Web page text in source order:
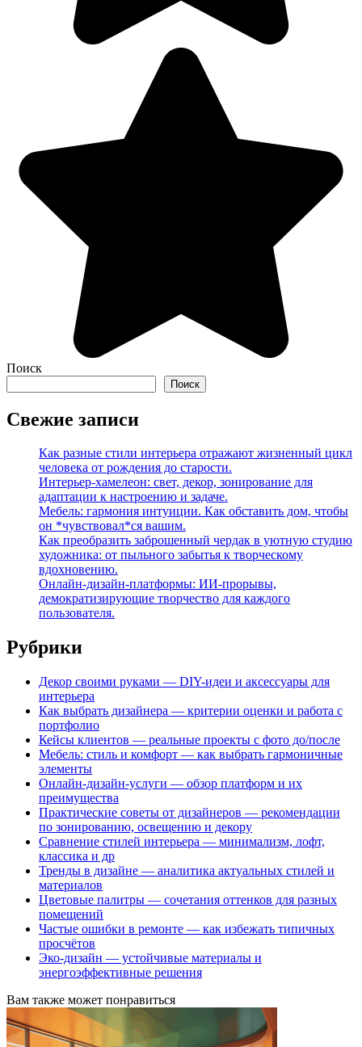
Поиск
Поиск
Свежие записи
Как разные стили интерьера отражают жизненный цикл
человека от рождения до старости.
Интерьер-хамелеон: свет, декор, зонирование для
адаптации к настроению и задаче.
Мебель: гармония интуиции. Как обставить дом, чтобы
он *чувствовал*ся вашим.
Как преобразить заброшенный чердак в уютную студию
художника: от пыльного забытья к творческому
вдохновению.
Онлайн-дизайн-платформы: ИИ-прорывы,
демократизирующие творчество для каждого
пользователя.
Рубрики
Декор своими руками — DIY-идеи и аксессуары для
интерьера
Как выбрать дизайнера — критерии оценки и работа с
портфолио
Кейсы клиентов — реальные проекты с фото до/после
Мебель: стиль и комфорт — как выбрать гармоничные
элементы
Онлайн-дизайн-услуги — обзор платформ и их
преимущества
Практические советы от дизайнеров — рекомендации
по зонированию, освещению и декору
Сравнение стилей интерьера — минимализм, лофт,
классика и др
Тренды в дизайне — аналитика актуальных стилей и
материалов
Цветовые палитры — сочетания оттенков для разных
помещений
Частые ошибки в ремонте — как избежать типичных
просчётов
Эко-дизайн — устойчивые материалы и
энергоэффективные решения
Вам также может понравиться